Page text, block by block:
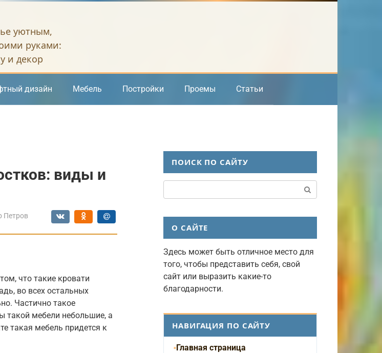
уютным,
руками:
и декор
дизайн Мебель Постройки Проемы Статьи
виды и
Петров
что такие кровати
во всех остальных
Частично такое
такой мебели небольшие, а
такая мебель придется к
ПОИСК ПО САЙТУ
О САЙТЕ
Здесь может быть отличное место для
того, чтобы представить себя, свой
сайт или выразить какие-то
благодарности.
НАВИГАЦИЯ ПО САЙТУ
Главная страница